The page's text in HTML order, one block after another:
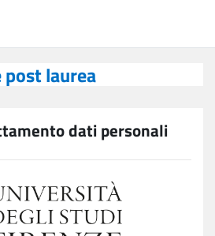
post laurea
dati personali